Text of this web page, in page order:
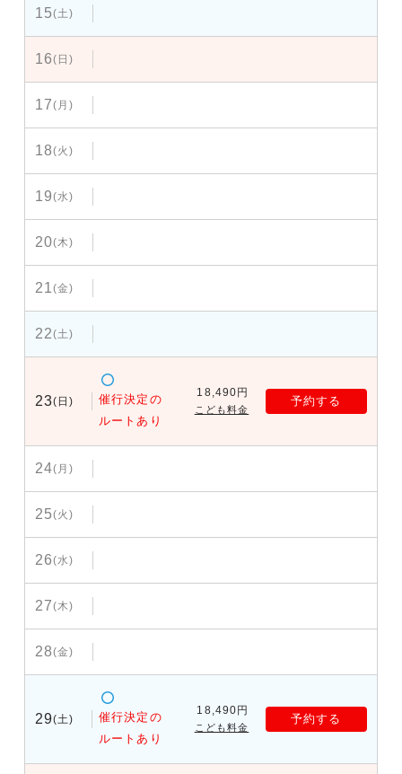
15(土)
16(日)
17(月)
18(火)
19(水)
20(木)
21(金)
22(土)
23(日)
催行決定の
ルートあり
18,490円
こども料金
予約する
24(月)
25(火)
26(水)
27(木)
28(金)
29(土)
催行決定の
ルートあり
18,490円
こども料金
予約する